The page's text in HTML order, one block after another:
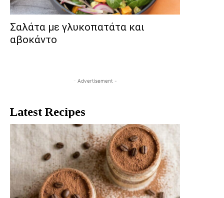
Σαλάτα με γλυκοπατάτα και
αβοκάντο
- Advertisement -
Latest Recipes